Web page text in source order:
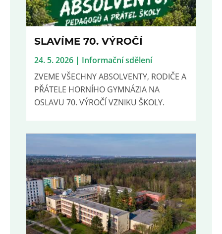
SLAVÍME 70. VÝROČÍ
24. 5. 2026 | Informační sdělení
ZVEME VŠECHNY ABSOLVENTY, RODIČE A
PŘÁTELE HORNÍHO GYMNÁZIA NA
OSLAVU 70. VÝROČÍ VZNIKU ŠKOLY.